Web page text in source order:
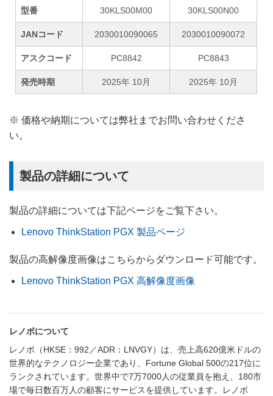
型番 30KLS00M00 30KLS00N00
JANコード 2030010090065 2030010090072
アスクコード PC8842 PC8843
発売時期 2025年 10月 2025年 10月
※ 価格や納期については弊社までお問い合わせくださ
い。
製品の詳細について
製品の詳細については下記ページをご覧下さい。
Lenovo ThinkStation PGX 製品ページ
製品の高解像度画像はこちらからダウンロード可能です。
Lenovo ThinkStation PGX 高解像度画像
レノボについて
レノボ（HKSE：992／ADR：LNVGY）は、売上高620億米ドルの
世界的なテクノロジー企業であり、Fortune Global 500の217位に
ランクされています。世界中で7万7000人の従業員を抱え、180市
場で毎日数百万人の顧客にサービスを提供しています。レノボ